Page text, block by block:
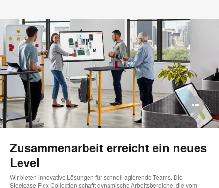
Zusammenarbeit erreicht ein neues
Level
Wir bieten innovative Lösungen für schnell agierende Teams. Die
Steelcase Flex Collection schafft dynamische Arbeitsbereiche, die vom